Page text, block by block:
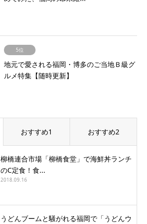
5位
地元で愛される福岡・博多のご当地Ｂ級グ
ルメ特集【随時更新】
おすすめ1 おすすめ2
柳橋連合市場「柳橋食堂」で海鮮丼ランチ
のC定食！食...
2018.09.16
うどんブームと騒がれる福岡で「うどんウ